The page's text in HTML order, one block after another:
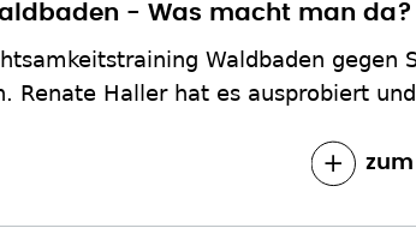
- Was macht man da?
Waldbaden gegen
Renate Haller hat es ausprobiert